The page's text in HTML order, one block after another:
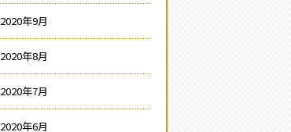
2020年9月
2020年8月
2020年7月
2020年6月